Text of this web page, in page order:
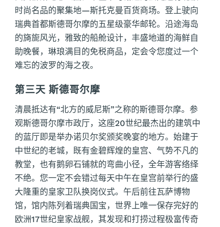
时尚名品的聚集地—斯托克曼百货商场。登上驶向
瑞典首都斯德哥尔摩的五星级豪华邮轮。沿途海岛
的旖旎风光，雅致的船舱设计，丰盛地道的海鲜自
助晚餐，琳琅满目的免税商品，定会令您度过一个
难忘的波罗的海之夜。
第三天 斯德哥尔摩
清晨抵达有“北方的威尼斯”之称的斯德哥尔摩。参
观斯德哥尔摩市政厅，这座20世纪最杰出的建筑中
的蓝厅即是举办诺贝尔奖颁奖晚宴的地方。始建于
中世纪的老城，既有金碧辉煌的皇宫、气势不凡的
教堂，也有鹅卵石铺就的弯曲小径，全年游客络绎
不绝。您一定不会错过每天中午在皇宫前举行的盛
大隆重的皇家卫队换岗仪式。午后前往瓦萨博物
馆，馆内陈列着瑞典国宝，世界上唯一保存完好的
欧洲17世纪皇家战舰，其发现和打捞过程极富传奇